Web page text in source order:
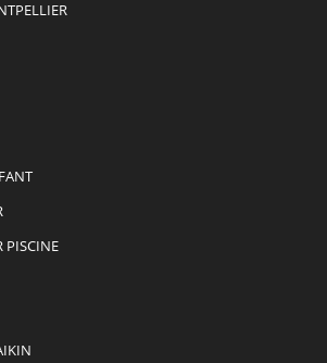
PISCINE